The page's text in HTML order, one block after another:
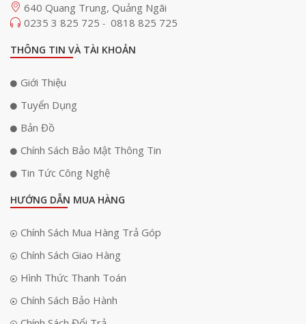
640 Quang Trung, Quảng Ngãi
0235 3 825 725 - 0818 825 725
THÔNG TIN VÀ TÀI KHOẢN
Giới Thiệu
Tuyển Dụng
Bản Đồ
Chính Sách Bảo Mật Thông Tin
Tin Tức Công Nghệ
HƯỚNG DẪN MUA HÀNG
Chính Sách Mua Hàng Trả Góp
Chính Sách Giao Hàng
Hình Thức Thanh Toán
Chính Sách Bảo Hành